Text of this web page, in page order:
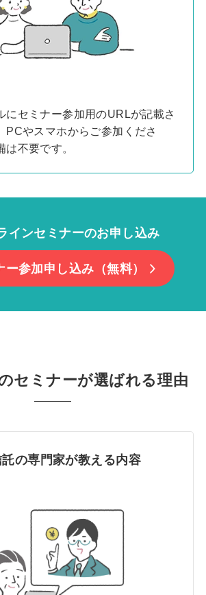
にセミナー参加用のURLが記載さ
PCやスマホからご参加くださ
不要です。
インセミナーのお申し込み
ー参加申し込み（無料）
セミナーが選ばれる理由
の専門家が教える内容